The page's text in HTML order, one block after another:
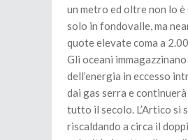
un metro ed oltre non lo
solo in fondovalle, ma
quote elevate coma a
Gli oceani
dell’energia in eccesso
dai gas serra e
tutto il secolo. L’Artico si
riscaldando a circa il